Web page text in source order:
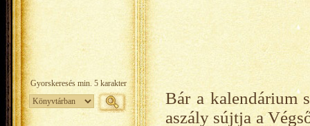
Bár a kalendárium
aszály sújtja a